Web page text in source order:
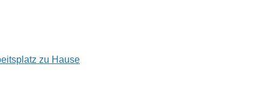
zu Hause